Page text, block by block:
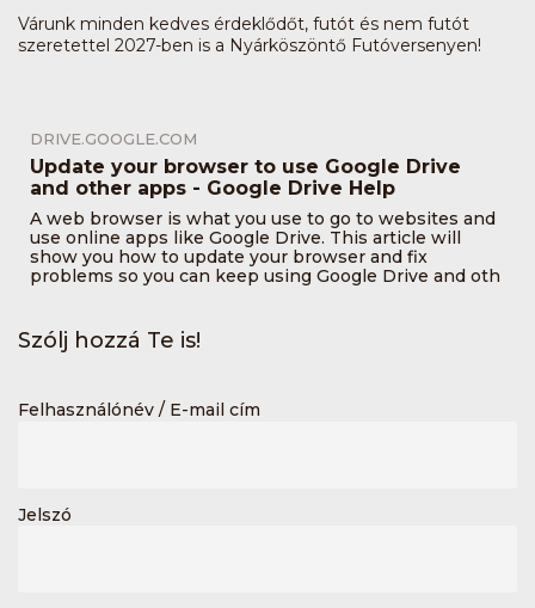
Várunk minden kedves érdeklődőt, futót és nem futót
szeretettel 2027-ben is a Nyárköszöntő Futóversenyen!
DRIVE.GOOGLE.COM
Update your browser to use Google Drive
and other apps - Google Drive Help
A web browser is what you use to go to websites and
use online apps like Google Drive. This article will
show you how to update your browser and fix
problems so you can keep using Google Drive and oth
Szólj hozzá Te is!
Felhasználónév / E-mail cím
Jelszó